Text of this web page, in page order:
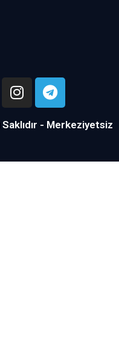
- Merkeziyetsiz